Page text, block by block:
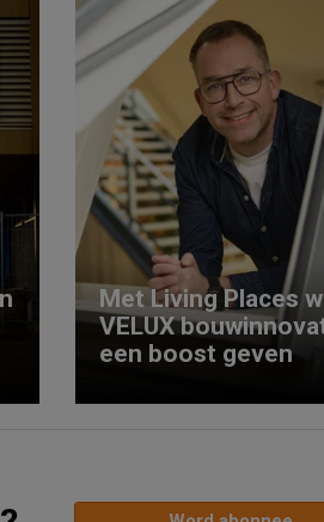
Met Living Places
VELUX
een boost geven